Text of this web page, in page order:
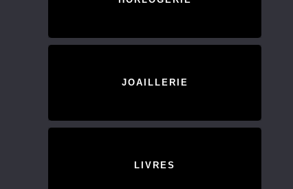
JOAILLERIE
LIVRES